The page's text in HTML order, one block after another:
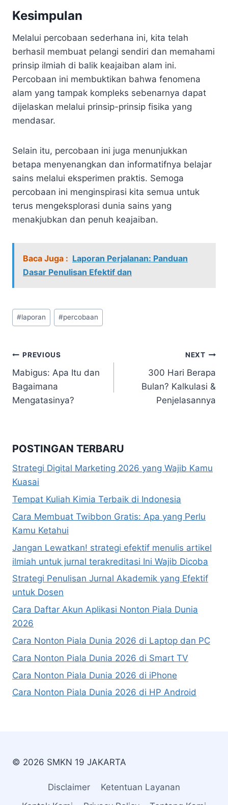
Kesimpulan
Melalui percobaan sederhana ini, kita telah
berhasil membuat pelangi sendiri dan memahami
prinsip ilmiah di balik keajaiban alam ini.
Percobaan ini membuktikan bahwa fenomena
alam yang tampak kompleks sebenarnya dapat
dijelaskan melalui prinsip-prinsip fisika yang
mendasar.
Selain itu, percobaan ini juga menunjukkan
betapa menyenangkan dan informatifnya belajar
sains melalui eksperimen praktis. Semoga
percobaan ini menginspirasi kita semua untuk
terus mengeksplorasi dunia sains yang
menakjubkan dan penuh keajaiban.
Baca Juga : Laporan Perjalanan: Panduan
Dasar Penulisan Efektif dan
Post
Tags:
#laporan #percobaan
Navigasi
pos
PREVIOUS
Mabigus: Apa Itu dan
Bagaimana
Mengatasinya?
NEXT
300 Hari Berapa
Bulan? Kalkulasi &
Penjelasannya
POSTINGAN TERBARU
Strategi Digital Marketing 2026 yang Wajib Kamu
Kuasai
Tempat Kuliah Kimia Terbaik di Indonesia
Cara Membuat Twibbon Gratis: Apa yang Perlu
Kamu Ketahui
Jangan Lewatkan! strategi efektif menulis artikel
ilmiah untuk jurnal terakreditasi Ini Wajib Dicoba
Strategi Penulisan Jurnal Akademik yang Efektif
untuk Dosen
Cara Daftar Akun Aplikasi Nonton Piala Dunia
2026
Cara Nonton Piala Dunia 2026 di Laptop dan PC
Cara Nonton Piala Dunia 2026 di Smart TV
Cara Nonton Piala Dunia 2026 di iPhone
Cara Nonton Piala Dunia 2026 di HP Android
© 2026 SMKN 19 JAKARTA
Disclaimer
Ketentuan Layanan